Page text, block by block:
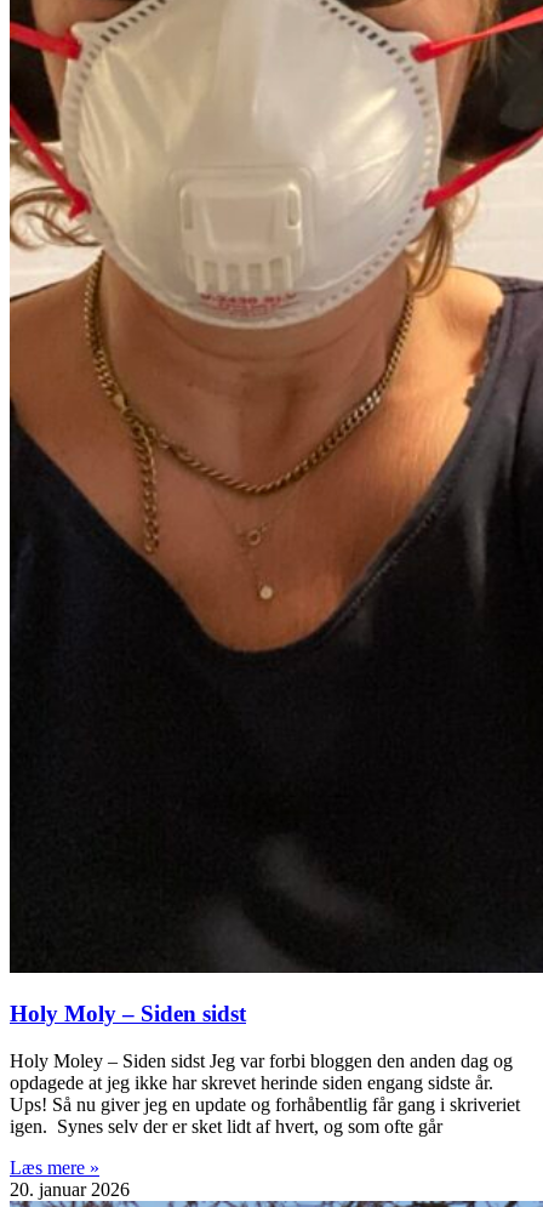
Holy Moly – Siden sidst
Holy Moley – Siden sidst Jeg var forbi bloggen den anden dag og
opdagede at jeg ikke har skrevet herinde siden engang sidste år.
Ups! Så nu giver jeg en update og forhåbentlig får gang i skriveriet
igen. Synes selv der er sket lidt af hvert, og som ofte går
Læs mere »
20. januar 2026